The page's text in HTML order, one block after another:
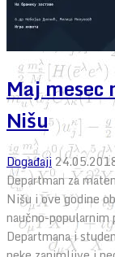
Maj mesec
Nišu
Događaji
Departman za
Nišu i ove godine
naučno-popularnim
Departmana i